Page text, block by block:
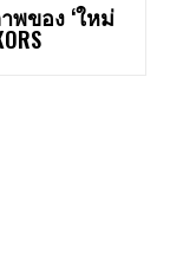
พของ ‘ใหม่